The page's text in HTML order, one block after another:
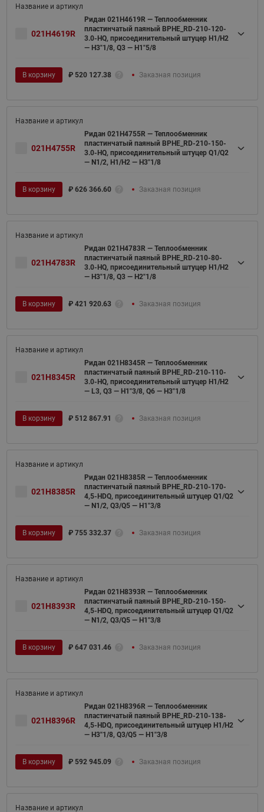
021H4619R
Ридан 021H4619R — Теплообменник
пластинчатый паяный BPHE_RD-210-120-
3.0-HQ, присоединительный штуцер H1/H2
— H3"1/8, Q3 — H1"5/8
В корзину ₽ 520 127.38 Заказная позиция
021H4755R
Ридан 021H4755R — Теплообменник
пластинчатый паяный BPHE_RD-210-150-
3.0-HQ, присоединительный штуцер Q1/Q2
— N1/2, H1/H2 — H3"1/8
В корзину ₽ 626 366.60 Заказная позиция
021H4783R
Ридан 021H4783R — Теплообменник
пластинчатый паяный BPHE_RD-210-80-
3.0-HQ, присоединительный штуцер H1/H2
— H3"1/8, Q3 — H2"1/8
В корзину ₽ 421 920.63 Заказная позиция
021H8345R
Ридан 021H8345R — Теплообменник
пластинчатый паяный BPHE_RD-210-110-
3.0-HQ, присоединительный штуцер H1/H2
— L3, Q3 — H1"3/8, Q6 — H3"1/8
В корзину ₽ 512 867.91 Заказная позиция
021H8385R
Ридан 021H8385R — Теплообменник
пластинчатый паяный BPHE_RD-210-170-
4,5-HDQ, присоединительный штуцер Q1/Q2
— N1/2, Q3/Q5 — H1"3/8
В корзину ₽ 755 332.37 Заказная позиция
021H8393R
Ридан 021H8393R — Теплообменник
пластинчатый паяный BPHE_RD-210-150-
4,5-HDQ, присоединительный штуцер Q1/Q2
— N1/2, Q3/Q5 — H1"3/8
В корзину ₽ 647 031.46 Заказная позиция
021H8396R
Ридан 021H8396R — Теплообменник
пластинчатый паяный BPHE_RD-210-138-
4,5-HDQ, присоединительный штуцер H1/H2
— H3''1/8, Q3/Q5 — H1"3/8
В корзину ₽ 592 945.09 Заказная позиция